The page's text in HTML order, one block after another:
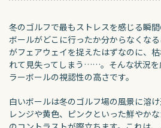
冬のゴルフで最もストレスを感じる瞬
ボールがどこに行ったか分からなくな
がフェアウェイを捉えたはずなのに、
れて見失ってしまう……。そんな状況を
ラーボールの視認性の高さです。
白いボールは冬のゴルフ場の風景に溶
レンジや黄色、ピンクといった鮮やか